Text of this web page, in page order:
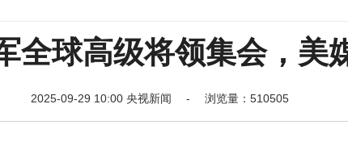
全球高级将领集会，美
2025-09-29 10:00 央视新闻 - 浏览量：510505